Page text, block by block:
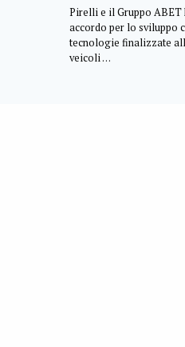
Pirelli e il Gruppo ABET
accordo per lo sviluppo
tecnologie finalizzate
veicoli …